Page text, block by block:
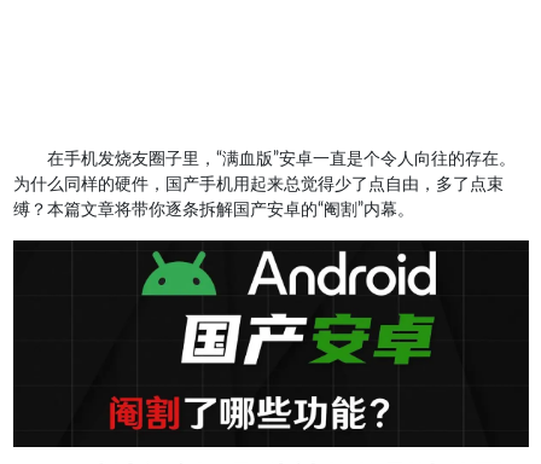
在手机发烧友圈子里，“满血版”安卓一直是个令人向往的存在。
为什么同样的硬件，国产手机用起来总觉得少了点自由，多了点束
缚？本篇文章将带你逐条拆解国产安卓的“阉割”内幕。